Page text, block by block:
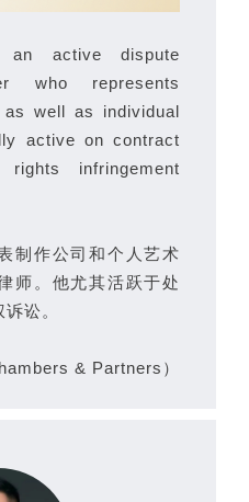
an active dispute
who represents
as well as individual
active on contract
infringement
制作公司和个人艺术
师。他尤其活跃于处
讼。
& Partners）